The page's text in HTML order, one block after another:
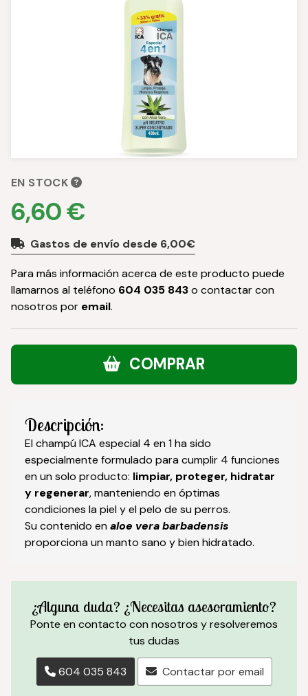
EN STOCK
6,60 €
Gastos de envío desde 6,00€
Para más información acerca de este producto puede
llamarnos al teléfono 604 035 843o contactar con
nosotros por email.
COMPRAR
Descripción:
El champú ICA especial 4 en 1 ha sido
especialmente formulado para cumplir 4 funciones
en un solo producto: limpiar, proteger, hidratar
y regenerar, manteniendo en óptimas
condiciones la piel y el pelo de su perros.
Su contenido en aloe vera barbadensis
proporciona un manto sano y bien hidratado.
¿Alguna duda? ¿Necesitas asesoramiento?
Ponte en contacto con nosotros y resolveremos
tus dudas
604 035 843 Contactar por email